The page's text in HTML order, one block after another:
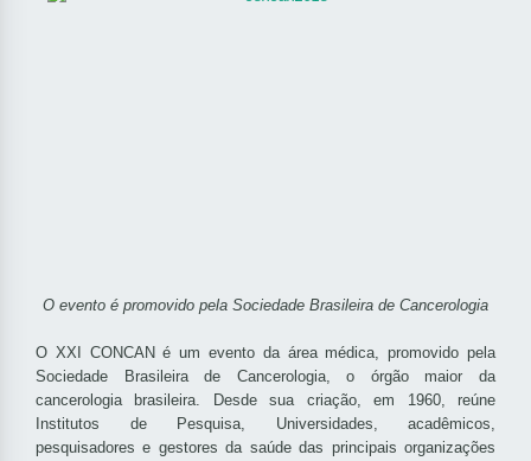
O evento é promovido pela Sociedade Brasileira de Cancerologia
O XXI CONCAN é um evento da área médica, promovido pela
Sociedade Brasileira de Cancerologia, o órgão maior da
cancerologia brasileira. Desde sua criação, em 1960, reúne
Institutos de Pesquisa, Universidades, acadêmicos,
pesquisadores e gestores da saúde das principais organizações